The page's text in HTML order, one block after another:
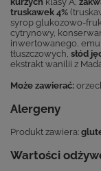
truskawek 4%
syrop glukozowo-
cytrynowy,
inwertowanego,
tłuszczowych, słód
ekstrakt wanilii z
Może zawierać:
Alergeny
Produkt zawiera:
Wartości